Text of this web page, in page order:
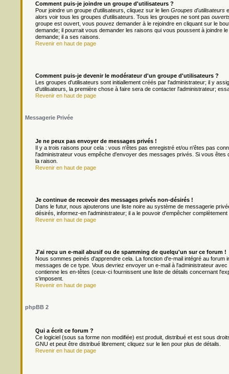
Comment puis-je joindre un groupe d'utilisateurs ?
Pour joindre un groupe d'utilisateurs, cliquez sur le lien Groupes d'utilisateurs
alors voir tous les groupes d'utilisateurs. Tous les groupes ne sont pas
groupe est ouvert, vous pouvez demander à le rejoindre en cliquant sur le
demande; il pourrait vous demander les raisons qui vous poussent à joindre
demande; il a ses raisons.
Revenir en haut de page
Comment puis-je devenir le modérateur d'un groupe d'utilisateurs ?
Les groupes d'utilisateurs sont initiallement créés par l'administrateur; il y
d'utilisateurs, la première chose à faire sera de contacter l'administrateur;
Revenir en haut de page
Messagerie Privée
Je ne peux pas envoyer de messages privés !
Il y a trois raisons pour cela : vous n'êtes pas enregistré et/ou n'êtes pas
l'administrateur vous empêche d'envoyer des messages privés. Si vous
la raison.
Revenir en haut de page
Je continue de recevoir des messages privés non-désirés !
Dans le futur, nous ajouterons une liste noire au système de messagerie
désirés, informez-en l'administrateur; il a le pouvoir d'empêcher
Revenir en haut de page
J'ai reçu un e-mail abusif ou de spamming de quelqu'un sur ce forum !
Nous sommes peinés d'apprendre cela. La fonction d'e-mail intégré au
messages de ce type. Vous devriez envoyer un e-mail à l'administrateur
contienne les en-têtes (ceux-ci fournissent une liste de détails concernant
s'imposent.
Revenir en haut de page
phpBB 2
Qui a écrit ce forum ?
Ce logiciel (sous sa forme non modifiée) est produit, distribué et est sous
GNU et peut être distribué librement; cliquez sur le lien pour plus de détails.
Revenir en haut de page